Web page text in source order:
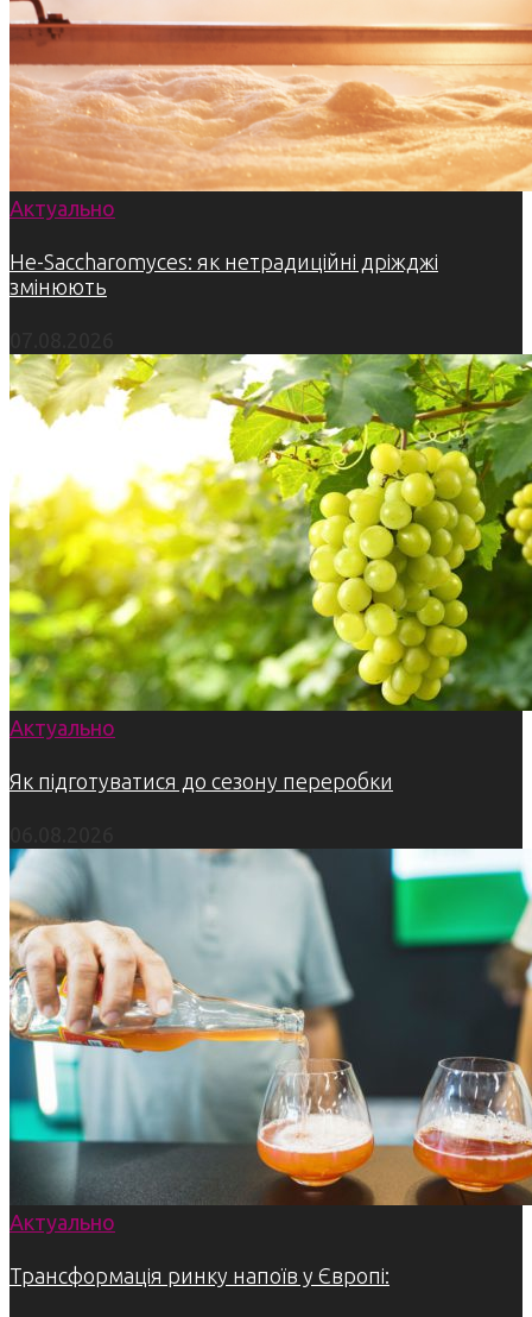
Актуально
Не-Saccharomyces: як нетрадиційні дріжджі
змінюють
Актуально
Як підготуватися до сезону переробки
Актуально
Трансформація ринку напоїв у Європі: